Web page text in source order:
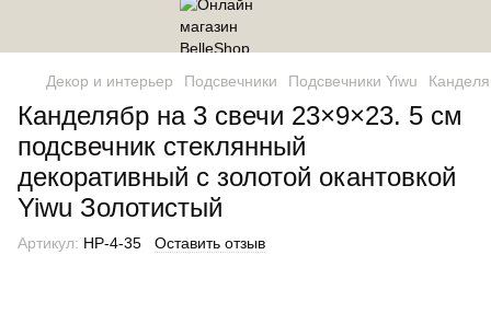
Декор и интерьер Подсвечники Подсвечники Yiwu
Канделябр на 3 свечи 23×9×23. 5 см
подсвечник стеклянный
декоративный c золотой окантовкой
Yiwu Золотистый
Артикул: HP-4-35 Оставить отзыв